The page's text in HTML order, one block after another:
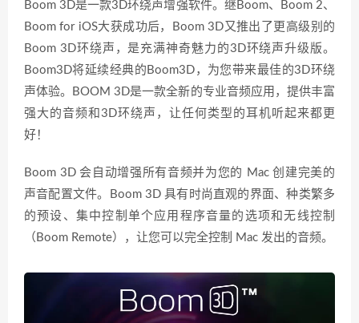
Boom 3D是一款3D环绕声增强软件。继Boom、Boom 2、
Boom for iOS大获成功后，Boom 3D又推出了更高级别的
Boom 3D环绕声，是充满神奇魅力的3D环绕声升级版。
Boom3D将延续经典的Boom3D，为您带来最佳的3D环绕
声体验。BOOM 3D是一款全新的专业音频应用，提供丰富
强大的音频和3D环绕声，让任何类型的耳机听起来都更
好！
Boom 3D 会自动增强所有音频并为您的 Mac 创建完美的
声音配置文件。Boom 3D 具有时尚直观的界面、种类繁多
的预设、集中控制单个应用程序音量的选项和无线控制
（Boom Remote），让您可以完全控制 Mac 发出的音频。